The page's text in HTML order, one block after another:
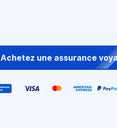
Achetez une assurance